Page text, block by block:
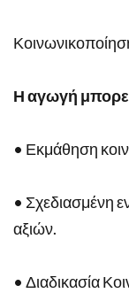
Η αγωγή
• Εκμάθηση
• Σχεδιασμένη
αξιών.
• Διαδικασία